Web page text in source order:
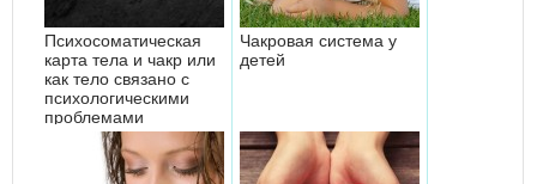
Психосоматическая
карта тела и чакр или
как тело связано с
психологическими
проблемами
Чакровая система у
детей